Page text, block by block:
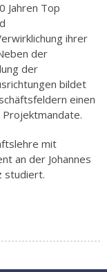
Jahren Top
ihrer
der
der
bildet
einen
Projektmandate.
mit
an der Johannes
studiert.